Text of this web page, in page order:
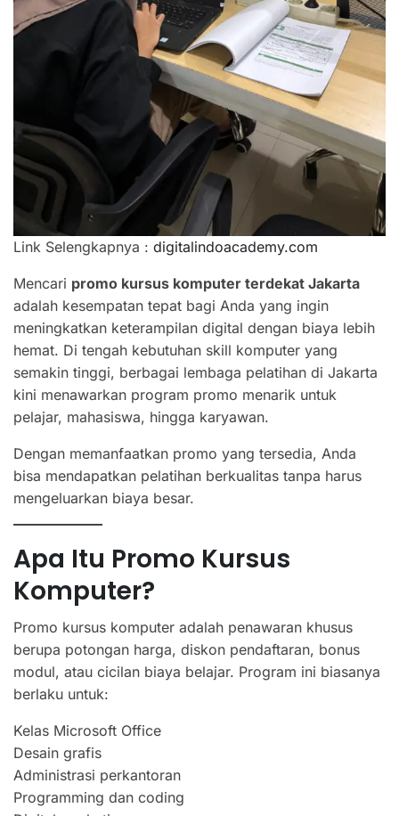
Link Selengkapnya : digitalindoacademy.com
Mencari promo kursus komputer terdekat Jakarta
adalah kesempatan tepat bagi Anda yang ingin
meningkatkan keterampilan digital dengan biaya lebih
hemat. Di tengah kebutuhan skill komputer yang
semakin tinggi, berbagai lembaga pelatihan di Jakarta
kini menawarkan program promo menarik untuk
pelajar, mahasiswa, hingga karyawan.
Dengan memanfaatkan promo yang tersedia, Anda
bisa mendapatkan pelatihan berkualitas tanpa harus
mengeluarkan biaya besar.
Apa Itu Promo Kursus
Komputer?
Promo kursus komputer adalah penawaran khusus
berupa potongan harga, diskon pendaftaran, bonus
modul, atau cicilan biaya belajar. Program ini biasanya
berlaku untuk:
Kelas Microsoft Office
Desain grafis
Administrasi perkantoran
Programming dan coding